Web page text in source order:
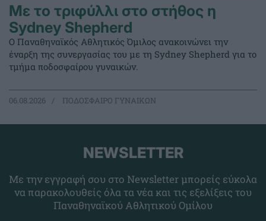
Με το τριφύλλι στο στήθος η
Sydney Shepherd
Ο Παναθηναϊκός Αθλητικός Όμιλος ανακοινώνει την
έναρξη της συνεργασίας του με τη Sydney Shepherd για το
τμήμα ποδοσφαίρου γυναικών.
06.08.2026 ΠΟΔΟΣΦΑΙΡΟ ΓΥΝΑΙΚΩΝ
NEWSLETTER
Με την εγγραφή σου στο Newsletter μπορείς εύκολα
να παρακολουθείς όλα τα νέα και τις εξελίξεις του
Παναθηναϊκού Αθλητικού Ομίλου